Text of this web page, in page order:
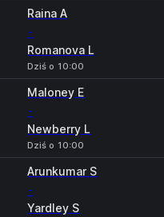
Raina A
-
Romanova L
Dziś o 10:00
Maloney E
-
Newberry L
Dziś o 10:00
Arunkumar S
-
Yardley S